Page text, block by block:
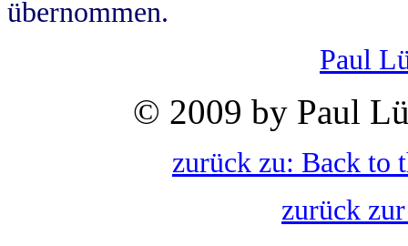
übernommen.
Paul
© 2009 by Paul
zurück zu: Back to
zurück